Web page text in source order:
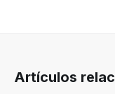
Artículos